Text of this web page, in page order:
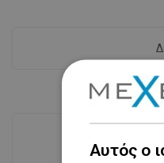
Αυτός ο